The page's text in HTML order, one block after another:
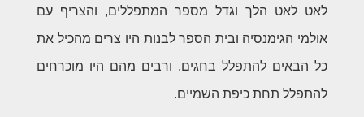
לאט לאט הלך וגדל מספר המתפללים, והצריף עם
אולמי הגימנסיה ובית הספר לבנות היו צרים מהכיל את
כל הבאים להתפלל בחגים, ורבים מהם היו מוכרחים
להתפלל תחת כיפת השמיים.